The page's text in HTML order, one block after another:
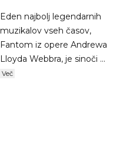
Eden najbolj legendarnih
muzikalov vseh časov,
Fantom iz opere Andrewa
Lloyda Webbra, je sinoči ...
Več